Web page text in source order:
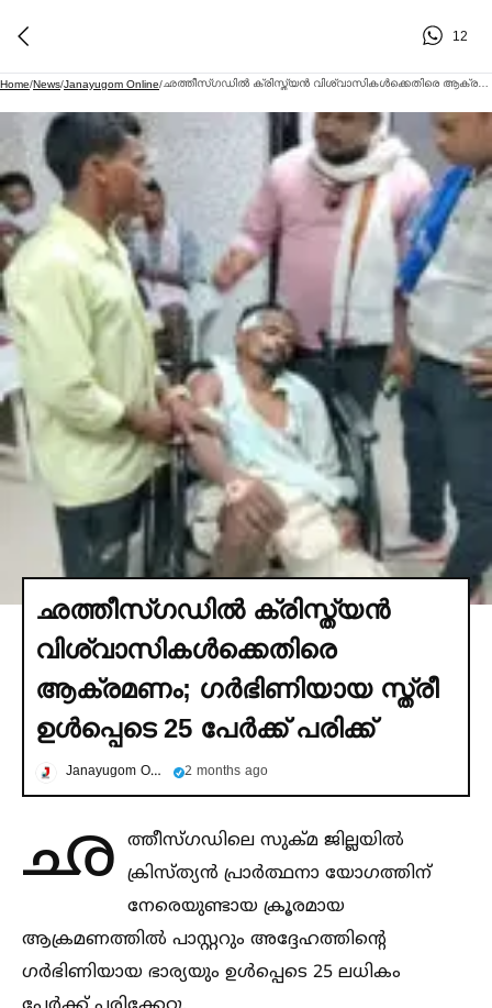
12
Home/News/Janayugom Online/
ഛത്തീസ്ഗഡില്‍ ക്രിസ്ത്യൻ
വിശ്വാസികള്‍ക്കെതിരെ
ആക്രമണം; ഗര്‍ഭിണിയായ സ്ത്രീ
ഉള്‍പ്പെടെ 25 പേര്‍ക്ക് പരിക്ക്
Janayugom Online 2 months ago
ഛ ത്തീസ്ഗഡിലെ സുക്മ ജില്ലയില്‍
ക്രിസ്ത്യൻ പ്രാർത്ഥനാ യോഗത്തിന്
നേരെയുണ്ടായ ക്രൂരമായ
ആക്രമണത്തില്‍ പാസ്റ്ററും അദ്ദേഹത്തിന്റെ
ഗർഭിണിയായ ഭാര്യയും ഉള്‍പ്പെടെ 25 ലധികം